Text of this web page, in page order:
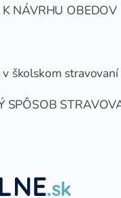
NÁVRHU OBEDOV
školskom stravovaní
SPÔSOB